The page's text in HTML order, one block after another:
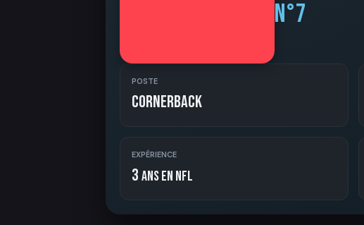
N°7
POSTE
Cornerback
EXPÉRIENCE
3 ans en NFL